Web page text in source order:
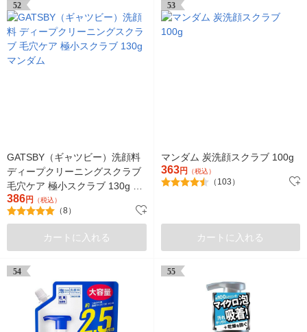
52
GATSBY（ギャツビー）洗顔料
ディープクリーニングスクラブ
毛穴ケア 極小スクラブ 130g マ
ンダム
386円 （税込）
（8）
カートに入れる
53
マンダム 炭洗顔スクラブ 100g
363円 （税込）
（103）
カートに入れる
54 55